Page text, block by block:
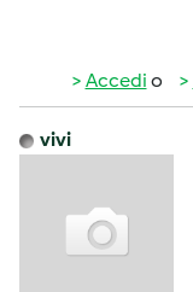
Accedi o
vivi